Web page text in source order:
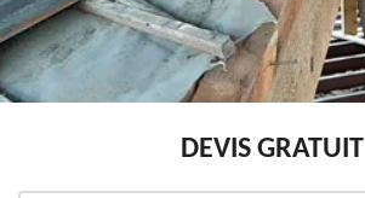
DEVIS GRATUIT